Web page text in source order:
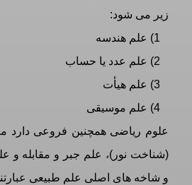
زیر می شود:
علوم ریاضی همچنین فروعی دارد
(شناخت نور)، علم جبر و مقابله و
و شاخه های اصلی علم طبیعی